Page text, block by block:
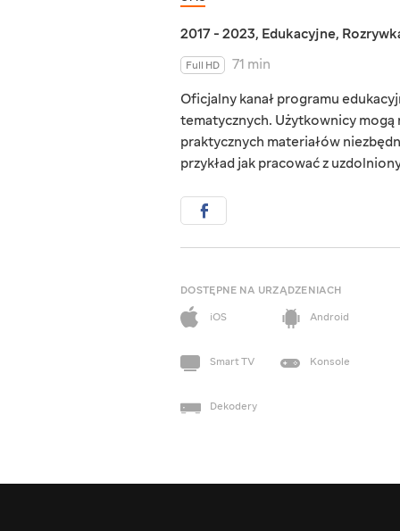
2017 - 2023, Edukacyjne,
Full HD
71 min
Oficjalny kanał programu
tematycznych. Użytkownicy
praktycznych materiałów
przykład jak pracować z
DOSTĘPNE NA URZĄDZENIACH
iOS
Android
Smart TV Konsole
Dekodery